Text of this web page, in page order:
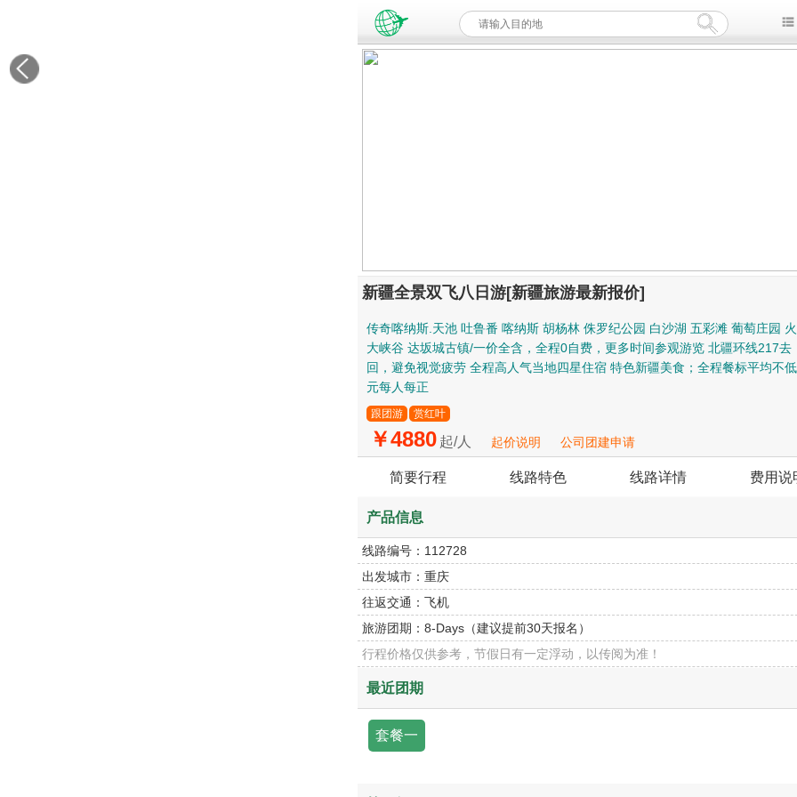
新疆全景双飞八日游[新疆旅游最新报价]
传奇喀纳斯.天池 吐鲁番 喀纳斯 胡杨林 侏罗纪公园 白沙湖 五彩滩 葡萄庄园
大峡谷 达坂城古镇/一价全含，全程0自费，更多时间参观游览 北疆环线217去
回，避免视觉疲劳 全程高人气当地四星住宿 特色新疆美食；全程餐标平均不
元每人每正
跟团游 赏红叶
￥4880 起/人 起价说明 公司团建申请
简要行程 线路特色 线路详情 费用说
产品信息
线路编号： 112728
出发城市： 重庆
往返交通： 飞机
旅游团期： 8-Days（建议提前30天报名）
行程价格仅供参考，节假日有一定浮动，以传阅为准！
最近团期
套餐一